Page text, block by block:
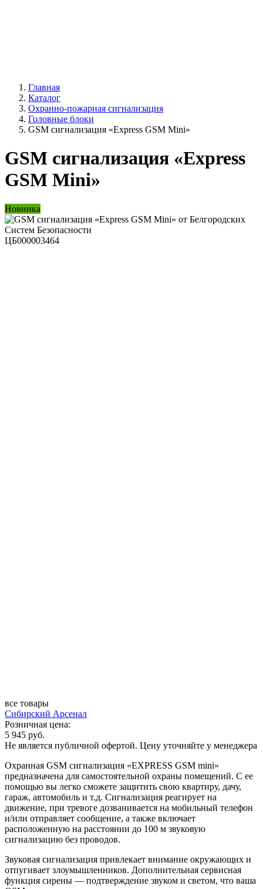
Главная
Каталог
Охранно-пожарная сигнализация
Головные блоки
GSM сигнализация «Express GSM Mini»
GSM сигнализация «Express
GSM Mini»
Новинка
ЦБ000003464
все товары
Сибирский Арсенал
Розничная цена:
5 945 руб.
Не является публичной офертой. Цену уточняйте у менеджера
Охранная GSM сигнализация «EXPRESS GSM mini»
предназначена для самостоятельной охраны помещений. С ее
помощью вы легко сможете защитить свою квартиру, дачу,
гараж, автомобиль и т.д. Сигнализация реагирует на
движение, при тревоге дозванивается на мобильный телефон
и/или отправляет сообщение, а также включает
расположенную на расстоянии до 100 м звуковую
сигнализацию без проводов.
Звуковая сигнализация привлекает внимание окружающих и
отпугивает злоумышленников. Дополнительная сервисная
функция сирены — подтверждение звуком и светом, что ваша